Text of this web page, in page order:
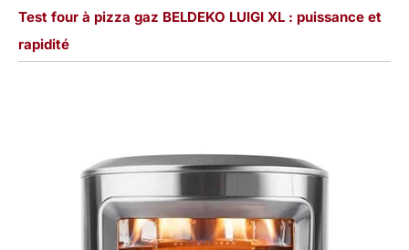
Test four à pizza gaz BELDEKO LUIGI XL : puissance et
rapidité